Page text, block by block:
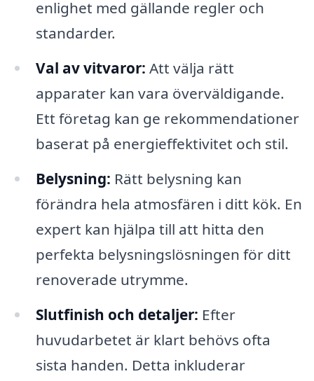
enlighet med gällande regler och
standarder.
Val av vitvaror: Att välja rätt
apparater kan vara överväldigande.
Ett företag kan ge rekommendationer
baserat på energieffektivitet och stil.
Belysning: Rätt belysning kan
förändra hela atmosfären i ditt kök. En
expert kan hjälpa till att hitta den
perfekta belysningslösningen för ditt
renoverade utrymme.
Slutfinish och detaljer: Efter
huvudarbetet är klart behövs ofta
sista handen. Detta inkluderar